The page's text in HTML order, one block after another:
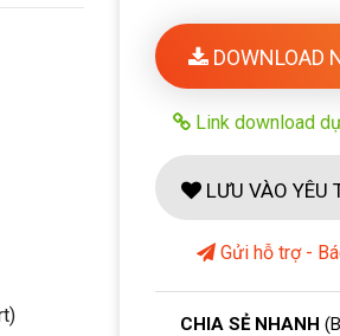
DOWNLOAD
Link download
LƯU VÀO YÊU
Gửi hỗ trợ -
CHIA SẺ NHANH